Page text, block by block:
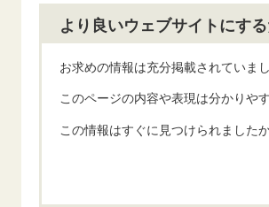
より良いウェブサイトにす
お求めの情報は充分掲載されていま
このページの内容や表現は分かりや
この情報はすぐに見つけられました